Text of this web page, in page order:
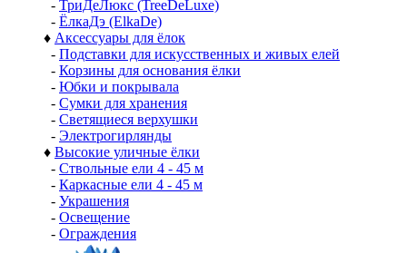
- ТриДеЛюкс (TreeDeLuxe)
- ЁлкаДэ (ElkaDe)
♦ Аксессуары для ёлок
- Подставки для искусственных и живых елей
- Корзины для основания ёлки
- Юбки и покрывала
- Сумки для хранения
- Светящиеся верхушки
- Электрогирлянды
♦ Высокие уличные ёлки
- Ствольные ели 4 - 45 м
- Каркасные ели 4 - 45 м
- Украшения
- Освещение
- Ограждения